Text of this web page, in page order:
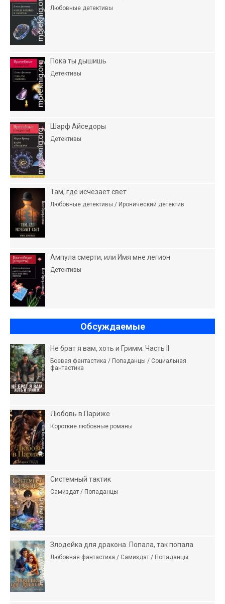
Любовные детективы
Пока ты дышишь
Детективы
Шарф Айседоры
Детективы
Там, где исчезает свет
Любовные детективы / Иронический детектив
Ампула смерти, или Имя мне легион
Детективы
Обсуждаемые
Не брат я вам, хоть и Гримм. Часть II
Боевая фантастика / Попаданцы / Социальная
фантастика
Любовь в Париже
Короткие любовные романы
Системный тактик
Самиздат / Попаданцы
Злодейка для дракона. Попала, так попала
Любовная фантастика / Самиздат / Попаданцы